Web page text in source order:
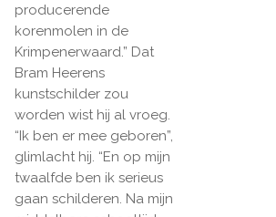
producerende
korenmolen in de
Krimpenerwaard.” Dat
Bram Heerens
kunstschilder zou
worden wist hij al vroeg.
“Ik ben er mee geboren”,
glimlacht hij. “En op mijn
twaalfde ben ik serieus
gaan schilderen. Na mijn